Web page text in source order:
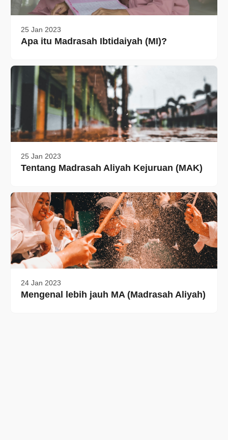
25 Jan 2023
Apa itu Madrasah Ibtidaiyah (MI)?
25 Jan 2023
Tentang Madrasah Aliyah Kejuruan (MAK)
24 Jan 2023
Mengenal lebih jauh MA (Madrasah Aliyah)